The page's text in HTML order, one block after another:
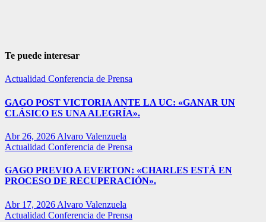
Te puede interesar
Actualidad Conferencia de Prensa
GAGO POST VICTORIA ANTE LA UC: «GANAR UN
CLÁSICO ES UNA ALEGRÍA».
Abr 26, 2026 Alvaro Valenzuela
Actualidad Conferencia de Prensa
GAGO PREVIO A EVERTON: «CHARLES ESTÁ EN
PROCESO DE RECUPERACIÓN».
Abr 17, 2026 Alvaro Valenzuela
Actualidad Conferencia de Prensa